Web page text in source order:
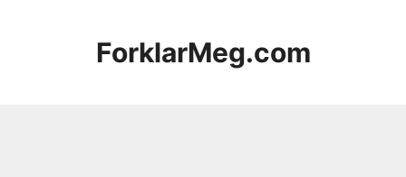
ForklarMeg.com